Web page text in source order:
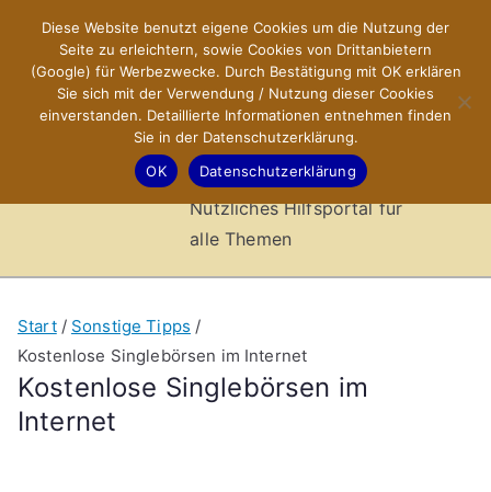
springen
X-Sites.de
–
Hilfsportal
Nützliches Hilfsportal für
alle Themen
Kostenlose Singlebörsen im
Internet
Start
Sonstige Tipps
Kostenlose Singlebörsen im Internet
Diese Website benutzt eigene Cookies um die Nutzung der
Seite zu erleichtern, sowie Cookies von Drittanbietern
(Google) für Werbezwecke. Durch Bestätigung mit OK erklären
Sie sich mit der Verwendung / Nutzung dieser Cookies
einverstanden. Detaillierte Informationen entnehmen finden
Sie in der Datenschutzerklärung.
OK
Datenschutzerklärung